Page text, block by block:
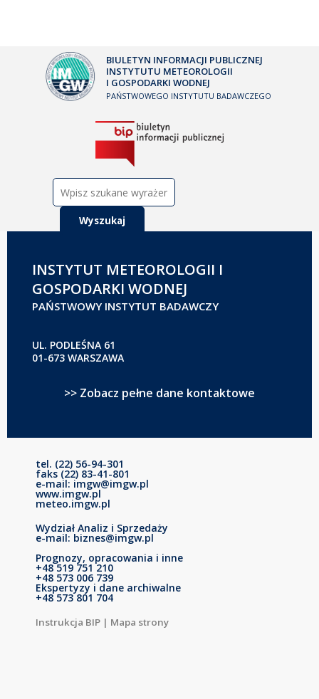
BIULETYN INFORMACJI PUBLICZNEJ
INSTYTUTU METEOROLOGII
I GOSPODARKI WODNEJ
PAŃSTWOWEGO INSTYTUTU BADAWCZEGO
INSTYTUT METEOROLOGII I
GOSPODARKI WODNEJ
PAŃSTWOWY INSTYTUT BADAWCZY
UL. PODLEŚNA 61
01-673 WARSZAWA
>> Zobacz pełne dane kontaktowe
tel. (22) 56-94-301
faks (22) 83-41-801
e-mail: imgw@imgw.pl
www.imgw.pl
meteo.imgw.pl
Wydział Analiz i Sprzedaży
e-mail: biznes@imgw.pl
Prognozy, opracowania i inne
+48 519 751 210
+48 573 006 739
Ekspertyzy i dane archiwalne
+48 573 801 704
Instrukcja BIP | Mapa strony